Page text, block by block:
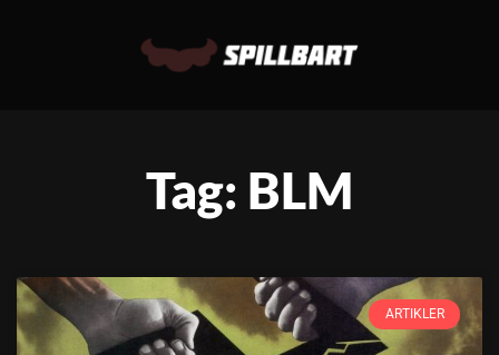
Tag: BLM
ARTIKLER